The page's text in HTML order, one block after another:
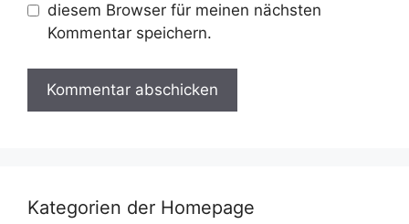
diesem Browser für meinen nächsten
Kommentar speichern.
Kategorien der Homepage